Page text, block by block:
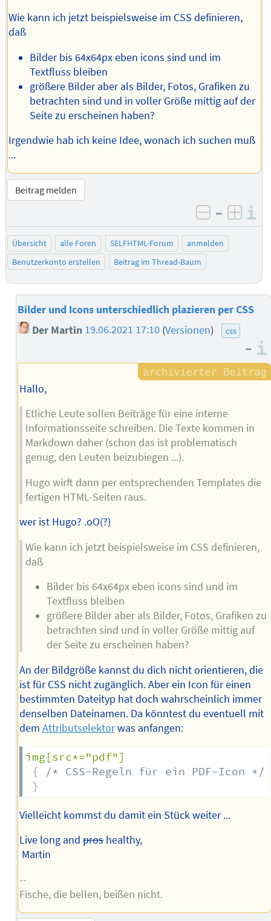
Wie kann ich jetzt beispielsweise im CSS definieren,
daß
Bilder bis 64x64px eben icons sind und im
Textfluss bleiben
größere Bilder aber als Bilder, Fotos, Grafiken zu
betrachten sind und in voller Größe mittig auf der
Seite zu erscheinen haben?
Irgendwie hab ich keine Idee, wonach ich suchen muß
...
Beitrag melden
negativ
–
Übersicht alle Foren SELFHTML-Forum
anmelden
Benutzerkonto erstellen
Beitrag im Thread-Baum
Bilder und Icons unterschiedlich plazieren per CSS
Der Martin 19.06.2021 17:10 (Versionen) css
–
Hallo,
Etliche Leute sollen Beiträge für eine interne
Informationsseite schreiben. Die Texte kommen in
Markdown daher (schon das ist problematisch
genug, den Leuten beizubiegen ...).
Hugo wirft dann per entsprechenden Templates die
fertigen HTML-Seiten raus.
wer ist Hugo? .oO(?)
Wie kann ich jetzt beispielsweise im CSS definieren,
daß
Bilder bis 64x64px eben icons sind und im
Textfluss bleiben
größere Bilder aber als Bilder, Fotos, Grafiken zu
betrachten sind und in voller Größe mittig auf
der Seite zu erscheinen haben?
An der Bildgröße kannst du dich nicht orientieren, die
ist für CSS nicht zugänglich. Aber ein Icon für einen
bestimmten Dateityp hat doch wahrscheinlich immer
denselben Dateinamen. Da könntest du eventuell mit
dem Attributselektorwas anfangen:
img[src*="pdf"]
{
/* CSS-Regeln für ein PDF-Icon */
}
Vielleicht kommst du damit ein Stück weiter ...
Live long andproshealthy,
Martin
--
Fische, die bellen, beißen nicht.